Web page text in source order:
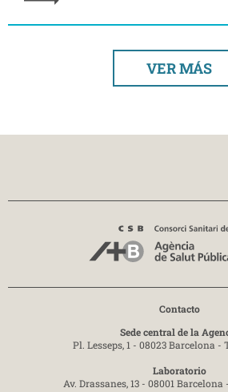
VER MÁS
Contacto
Sede central de la
Pl. Lesseps, 1 - 08023 Barcelona -
Laboratorio
Av. Drassanes, 13 - 08001 Barcelona -